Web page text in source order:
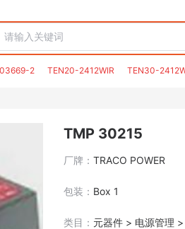
2 TEN20-2412WIR TEN30-
TMP 30215
厂牌： TRACO POWER
包装： Box 1
类目： 元器件 > 电源管理